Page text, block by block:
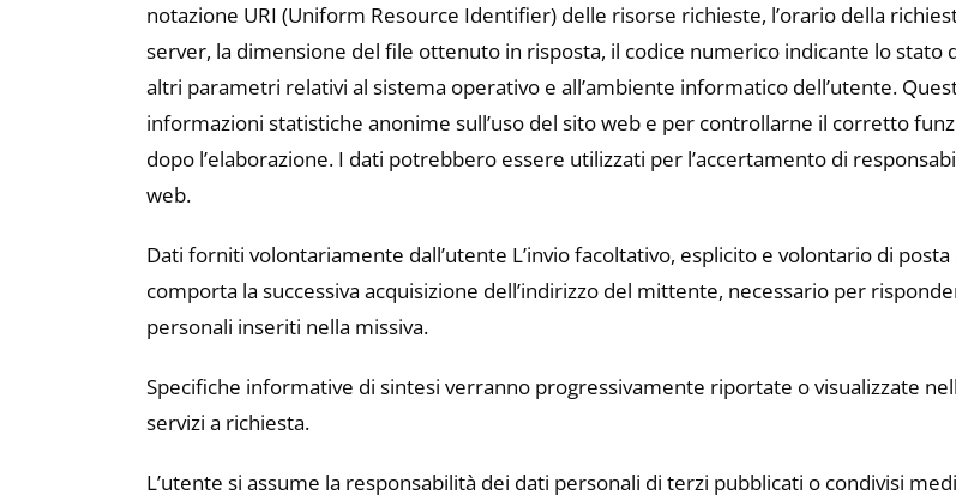
notazione URI (Uniform Resource Identifier) delle risorse richieste, l’orario della
server, la dimensione del file ottenuto in risposta, il codice numerico indicante lo stato
altri parametri relativi al sistema operativo e all’ambiente informatico dell’utente.
informazioni statistiche anonime sull’uso del sito web e per controllarne il corretto
dopo l’elaborazione. I dati potrebbero essere utilizzati per l’accertamento di
web.
Dati forniti volontariamente dall’utente L’invio facoltativo, esplicito e volontario di
comporta la successiva acquisizione dell’indirizzo del mittente, necessario per
personali inseriti nella missiva.
Specifiche informative di sintesi verranno progressivamente riportate o visualizzate
servizi a richiesta.
L’utente si assume la responsabilità dei dati personali di terzi pubblicati o condivisi